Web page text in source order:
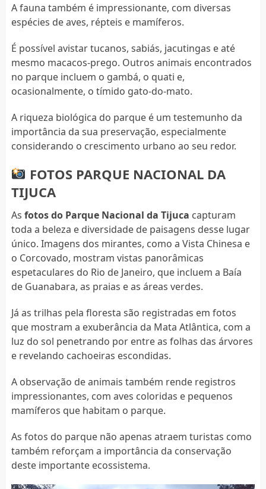
A fauna também é impressionante, com diversas
espécies de aves, répteis e mamíferos.
É possível avistar tucanos, sabiás, jacutingas e até
mesmo macacos-prego. Outros animais encontrados
no parque incluem o gambá, o quati e,
ocasionalmente, o tímido gato-do-mato.
A riqueza biológica do parque é um testemunho da
importância da sua preservação, especialmente
considerando o crescimento urbano ao seu redor.
FOTOS PARQUE NACIONAL DA
TIJUCA
As fotos do Parque Nacional da Tijuca capturam
toda a beleza e diversidade de paisagens desse lugar
único. Imagens dos mirantes, como a Vista Chinesa e
o Corcovado, mostram vistas panorâmicas
espetaculares do Rio de Janeiro, que incluem a Baía
de Guanabara, as praias e as áreas verdes.
Já as trilhas pela floresta são registradas em fotos
que mostram a exuberância da Mata Atlântica, com a
luz do sol penetrando por entre as folhas das árvores
e revelando cachoeiras escondidas.
A observação de animais também rende registros
impressionantes, com aves coloridas e pequenos
mamíferos que habitam o parque.
As fotos do parque não apenas atraem turistas como
também reforçam a importância da conservação
deste importante ecossistema.